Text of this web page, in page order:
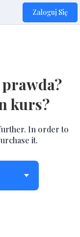
Zaloguj Się
kurs?
In order to
it.